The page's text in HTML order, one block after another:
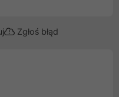
Zgłoś błąd